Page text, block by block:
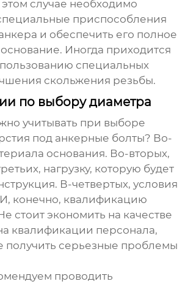
случае необходимо
приспособления
и обеспечить его полное
Иногда приходится
специальных
скольжения резьбы.
по выбору диаметра
учитывать при выборе
под анкерные болты? Во-
основания. Во-вторых,
нагрузку, которую будет
В-четвертых, условия
конечно, квалификацию
стоит экономить на качестве
квалификации персонала,
получить серьезные проблемы
проводить